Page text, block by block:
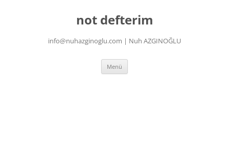
not defterim
info@nuhazginoglu.com | Nuh AZGINOĞLU
Menü